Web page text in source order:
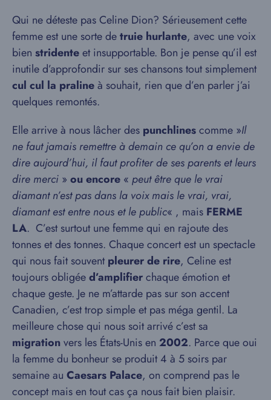
Qui ne déteste pas Celine Dion? Sérieusement cette
femme est une sorte detruie hurlante, avec une voix
bien stridenteet insupportable. Bon je pense qu’il est
inutile d’approfondir sur ses chansons tout simplement
cul cul la pralineà souhait, rien que d’en parler j’ai
quelques remontés.
Elle arrive à nous lâcher des punchlinescomme »Il
ne faut jamais remettre à demain ce qu’on a envie de
dire aujourd’hui, il faut profiter de ses parents et leurs
dire merci »ou encore « peut être que le vrai
diamant n’est pas dans la voix mais le vrai, vrai,
diamant est entre nous et le public« , mais FERME
LA. C’est surtout une femme qui en rajoute des
tonnes et des tonnes. Chaque concert est un spectacle
qui nous fait souventpleurer de rire, Celine est
toujours obligéed’amplifierchaque émotion et
chaque geste. Je ne m’attarde pas sur son accent
Canadien, c’est trop simple et pas méga gentil. La
meilleure chose qui nous soit arrivé c’est sa
migrationvers les États-Unis en 2002. Parce que oui
la femme du bonheur se produit 4 à 5 soirs par
semaine au Caesars Palace, on comprend pas le
concept mais en tout cas ça nous fait bien plaisir.